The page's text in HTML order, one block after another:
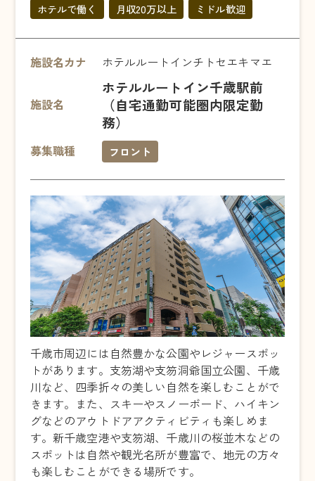
ホテルで働く 月収20万以上 ミドル歓迎
施設名カナ ホテルルートインチトセエキマエ
施設名
ホテルルートイン千歳駅前
（自宅通勤可能圏内限定勤
務）
募集職種 フロント
千歳市周辺には自然豊かな公園やレジャースポッ
トがあります。支笏湖や支笏洞爺国立公園、千歳
川など、四季折々の美しい自然を楽しむことがで
きます。また、スキーやスノーボード、ハイキン
グなどのアウトドアアクティビティも楽しめま
す。新千歳空港や支笏湖、千歳川の桜並木などの
スポットは自然や観光名所が豊富で、地元の方々
も楽しむことができる場所です。